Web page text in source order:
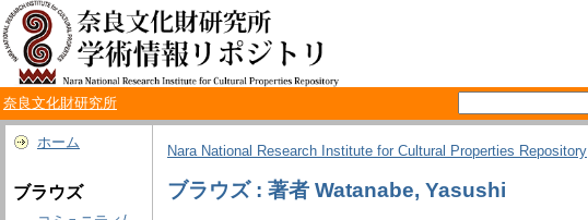
奈良文化財研究所
ホーム
ブラウズ
Nara National Research Institute for Cultural Properties Repository
ブラウズ : 著者 Watanabe, Yasushi